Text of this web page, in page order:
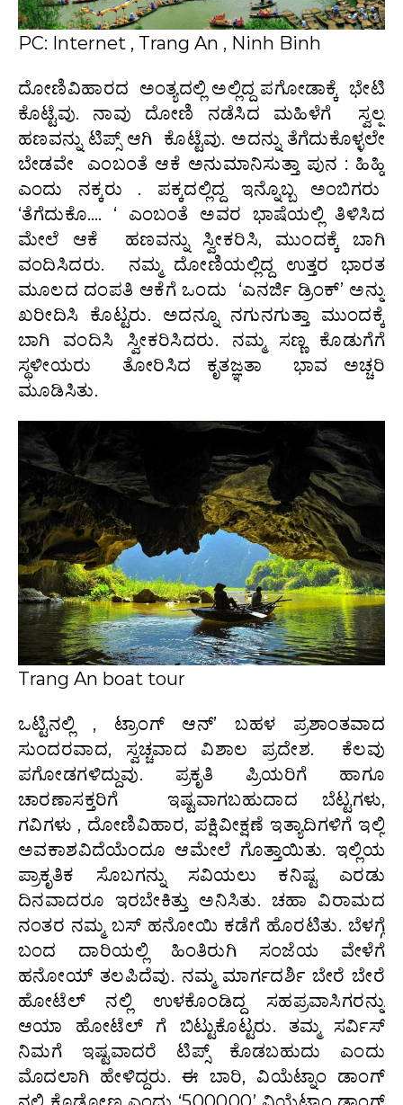
PC: Internet , Trang An , Ninh Binh
ದೋಣಿವಿಹಾರದ ಅಂತ್ಯದಲ್ಲಿ ಅಲ್ಲಿದ್ದ ಪಗೋಡಾಕ್ಕೆ ಭೇಟಿ
ಕೊಟ್ಟೆವು. ನಾವು ದೋಣಿ ನಡೆಸಿದ ಮಹಿಳೆಗೆ ಸ್ವಲ್ಪ
ಹಣವನ್ನು ಟಿಪ್ಸ್ ಆಗಿ ಕೊಟ್ಟೆವು. ಅದನ್ನು ತೆಗೆದುಕೊಳ್ಳಲೇ
ಬೇಡವೇ ಎಂಬಂತೆ ಆಕೆ ಅನುಮಾನಿಸುತ್ತಾ ಪುನ : ಹಿಹ್ಹಿ
ಎಂದು ನಕ್ಕರು . ಪಕ್ಕದಲ್ಲಿದ್ದ ಇನ್ನೊಬ್ಬ ಅಂಬಿಗರು
‘ತೆಗೆದುಕೊ…. ‘ ಎಂಬಂತೆ ಅವರ ಭಾಷೆಯಲ್ಲಿ ತಿಳಿಸಿದ
ಮೇಲೆ ಆಕೆ ಹಣವನ್ನು ಸ್ವೀಕರಿಸಿ, ಮುಂದಕ್ಕೆ ಬಾಗಿ
ವಂದಿಸಿದರು. ನಮ್ಮ ದೋಣಿಯಲ್ಲಿದ್ದ ಉತ್ತರ ಭಾರತ
ಮೂಲದ ದಂಪತಿ ಆಕೆಗೆ ಒಂದು ‘ಎನರ್ಜಿ ಡ್ರಿಂಕ್’ ಅನ್ನು
ಖರೀದಿಸಿ ಕೊಟ್ಟರು. ಅದನ್ನೂ ನಗುನಗುತ್ತಾ ಮುಂದಕ್ಕೆ
ಬಾಗಿ ವಂದಿಸಿ ಸ್ವೀಕರಿಸಿದರು. ನಮ್ಮ ಸಣ್ಣ ಕೊಡುಗೆಗೆ
ಸ್ಥಳೀಯರು ತೋರಿಸಿದ ಕೃತಜ್ಞತಾ ಭಾವ ಅಚ್ಚರಿ
ಮೂಡಿಸಿತು.
Trang An boat tour
ಒಟ್ಟಿನಲ್ಲಿ , ಟ್ರಾಂಗ್ ಆನ್’ ಬಹಳ ಪ್ರಶಾಂತವಾದ
ಸುಂದರವಾದ, ಸ್ವಚ್ಚವಾದ ವಿಶಾಲ ಪ್ರದೇಶ. ಕೆಲವು
ಪಗೋಡಗಳಿದ್ದುವು. ಪ್ರಕೃತಿ ಪ್ರಿಯರಿಗೆ ಹಾಗೂ
ಚಾರಣಾಸಕ್ತರಿಗೆ ಇಷ್ಟವಾಗಬಹುದಾದ ಬೆಟ್ಟಗಳು,
ಗವಿಗಳು , ದೋಣಿವಿಹಾರ, ಪಕ್ಷಿವೀಕ್ಷಣೆ ಇತ್ಯಾದಿಗಳಿಗೆ ಇಲ್ಲಿ
ಅವಕಾಶವಿದೆಯೆಂದೂ ಆಮೇಲೆ ಗೊತ್ತಾಯಿತು. ಇಲ್ಲಿಯ
ಪ್ರಾಕೃತಿಕ ಸೊಬಗನ್ನು ಸವಿಯಲು ಕನಿಷ್ಟ ಎರಡು
ದಿನವಾದರೂ ಇರಬೇಕಿತ್ತು ಅನಿಸಿತು. ಚಹಾ ವಿರಾಮದ
ನಂತರ ನಮ್ಮ ಬಸ್ ಹನೋಯಿ ಕಡೆಗೆ ಹೊರಟಿತು. ಬೆಳಗ್ಗೆ
ಬಂದ ದಾರಿಯಲ್ಲಿ ಹಿಂತಿರುಗಿ ಸಂಜೆಯ ವೇಳೆಗೆ
ಹನೋಯ್ ತಲಪಿದೆವು. ನಮ್ಮ ಮಾರ್ಗದರ್ಶಿ ಬೇರೆ ಬೇರೆ
ಹೋಟೆಲ್ ನಲ್ಲಿ ಉಳಕೊಂಡಿದ್ದ ಸಹಪ್ರವಾಸಿಗರನ್ನು
ಆಯಾ ಹೋಟೆಲ್ ಗೆ ಬಿಟ್ಟುಕೊಟ್ಟರು. ತಮ್ಮ ಸರ್ವಿಸ್
ನಿಮಗೆ ಇಷ್ಟವಾದರೆ ಟಿಪ್ಸ್ ಕೊಡಬಹುದು ಎಂದು
ಮೊದಲಾಗಿ ಹೇಳಿದ್ದರು. ಈ ಬಾರಿ, ವಿಯೆಟ್ನಾಂ ಡಾಂಗ್